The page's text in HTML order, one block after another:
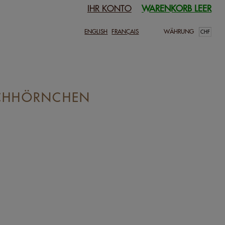
IHR KONTO WARENKORB LEER
ENGLISH FRANÇAIS WÄHRUNG